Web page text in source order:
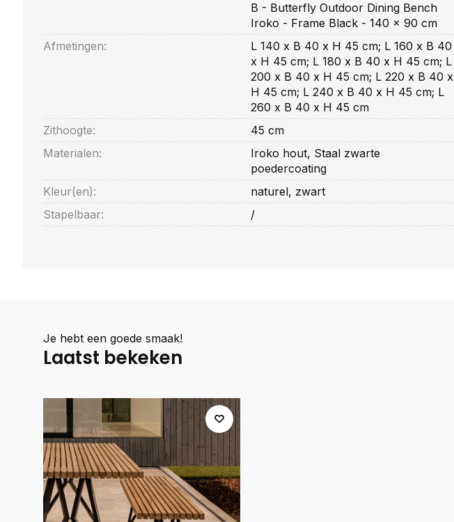
B - Butterfly Outdoor Dining Bench
Iroko - Frame Black - 140 x 90 cm
Afmetingen:
L 140 x B 40 x H 45 cm; L 160 x B 40
x H 45 cm; L 180 x B 40 x H 45 cm; L
200 x B 40 x H 45 cm; L 220 x B 40 x
H 45 cm; L 240 x B 40 x H 45 cm; L
260 x B 40 x H 45 cm
Zithoogte:
45 cm
Materialen:
Iroko hout, Staal zwarte
poedercoating
Kleur(en):
naturel, zwart
Stapelbaar:
/
Je hebt een goede smaak!
Laatst bekeken